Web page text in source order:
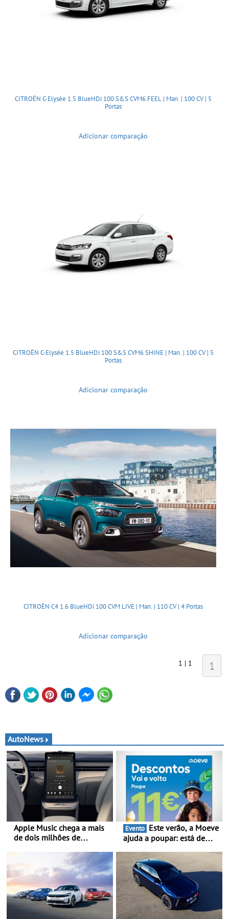
CITROËN C-Elysée 1.5 BlueHDi 100 S&S CVM6 FEEL | Man. | 100 CV | 5
Portas
Adicionar comparação
CITROËN C-Elysée 1.5 BlueHDi 100 S&S CVM6 SHINE | Man. | 100 CV | 5
Portas
Adicionar comparação
CITROËN C4 1.6 BlueHDi 100 CVM LIVE | Man. | 110 CV | 4 Portas
Adicionar comparação
1 | 1 1
AutoNews
Apple Music chega a mais
de dois milhões de
Evento
ajuda a poupar: está de
Volta” com descontos de
até 11€